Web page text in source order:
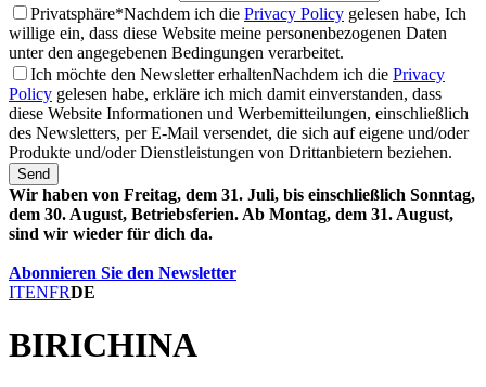
Privatsphäre*Nachdem ich die Privacy Policy gelesen habe, Ich
willige ein, dass diese Website meine personenbezogenen Daten
unter den angegebenen Bedingungen verarbeitet.
Ich möchte den Newsletter erhaltenNachdem ich die Privacy
Policy gelesen habe, erkläre ich mich damit einverstanden, dass
diese Website Informationen und Werbemitteilungen, einschließlich
des Newsletters, per E-Mail versendet, die sich auf eigene und/oder
Produkte und/oder Dienstleistungen von Drittanbietern beziehen.
Send
Wir haben von Freitag, dem 31. Juli, bis einschließlich Sonntag,
dem 30. August, Betriebsferien. Ab Montag, dem 31. August,
sind wir wieder für dich da.
Abonnieren Sie den Newsletter
ITENFRDE
BIRICHINA